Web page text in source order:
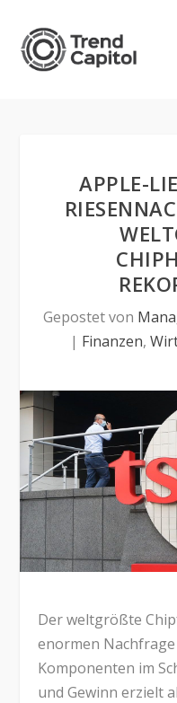
APPLE-
Gepostet von
| Finanzen,
Der weltgrößte
enormen
Komponenten im
und Gewinn erzielt